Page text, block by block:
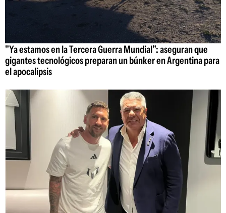
"Ya estamos en la Tercera Guerra Mundial": aseguran que
gigantes tecnológicos preparan un búnker en Argentina para
el apocalipsis